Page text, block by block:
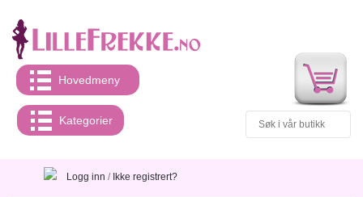
Hovedmeny
Kategorier
Logg inn / Ikke registrert?